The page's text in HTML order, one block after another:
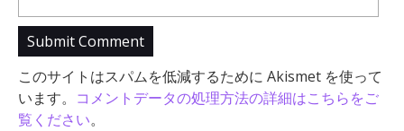
このサイトはスパムを低減するために Akismet を使って
います。 コメントデータの処理方法の詳細はこちらをご
覧ください。